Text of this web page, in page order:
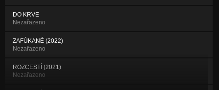
DO KRVE
Nezařazeno
ZAFÚKANÉ (2022)
Nezařazeno
ROZCESTÍ (2021)
Nezařazeno